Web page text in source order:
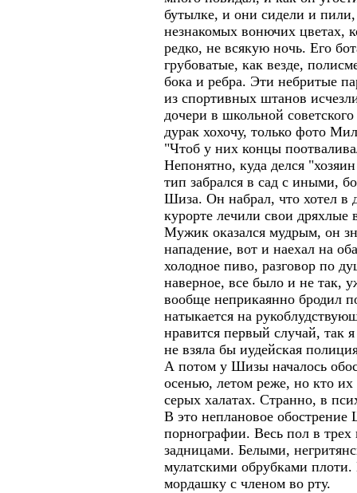
бутылке, и они сидели и
незнакомых вонючих цветах,
редко, не всякую ночь. Его
грубоватые, как везде,
бока и ребра. Эти небритые
из спортивных штанов
дочери в школьной
дурак хохочу, только фото
"Чтоб у них концы
Непонятно, куда делся
тип забрался в сад с иными,
Шиза. Он набрал, что хотел в
курорте лечили свои дряхлые
Мужик оказался мудрым, он
нападение, вот и наехал на
холодное пиво, разговор по
наверное, все было и не так,
вообще неприкаянно бродил
натыкается на
нравится первый случай,
не взяла бы иудейская
А потом у Шизы началось
осенью, летом реже, но кто
серых халатах. Странно, в
В это неплановое
порнографии. Весь пол в
задницами. Белыми,
мулатскими обрубками
мордашку с членом во рту.